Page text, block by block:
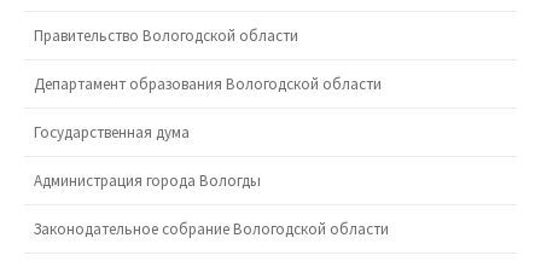
Правительство Вологодской области
Департамент образования Вологодской области
Государственная дума
Администрация города Вологды
Законодательное собрание Вологодской области